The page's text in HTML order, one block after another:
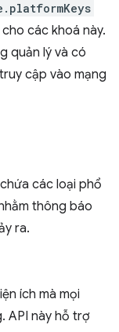
các khoá này.
quản lý và có
cập vào mạng
chứa các loại phổ
thông báo
ra.
ích mà mọi
API này hỗ trợ